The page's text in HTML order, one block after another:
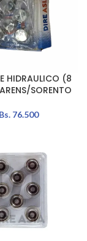
HIDRAULICO (8
SORENTO
Bs.76.500